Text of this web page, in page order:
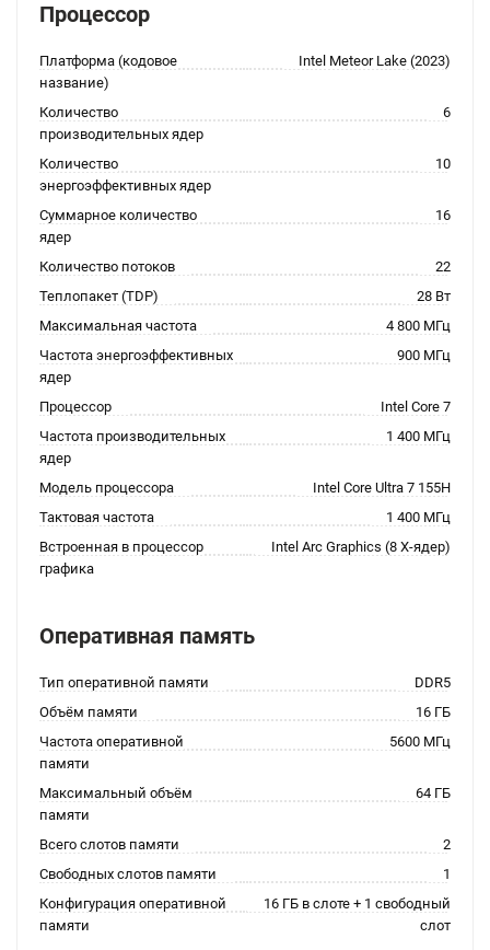
Процессор
Платформа (кодовое
название)
Intel Meteor Lake (2023)
Количество
производительных ядер
6
Количество
энергоэффективных ядер
10
Суммарное количество
ядер
16
Количество потоков
22
Теплопакет (TDP)
28 Вт
Максимальная частота
4 800 МГц
Частота энергоэффективных
ядер
900 МГц
Процессор
Intel Core 7
Частота производительных
ядер
1 400 МГц
Модель процессора
Intel Core Ultra 7 155H
Тактовая частота
1 400 МГц
Встроенная в процессор
графика
Intel Arc Graphics (8 X-ядер)
Оперативная память
Тип оперативной памяти
DDR5
Объём памяти
16 ГБ
Частота оперативной
памяти
5600 МГц
Максимальный объём
памяти
64 ГБ
Всего слотов памяти
2
Свободных слотов памяти
1
Конфигурация оперативной
памяти
16 ГБ в слоте + 1 свободный
слот